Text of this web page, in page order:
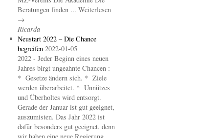
Beratungen finden ... Weiterlesen
→
Ricarda
Neustart 2022 – Die Chance
begreifen 2022-01-05
2022 - Jeder Beginn eines neuen
Jahres birgt ungeahnte Chancen :
* Gesetze ändern sich. * Ziele
werden überarbeitet. * Unnützes
und Überholtes wird entsorgt.
Gerade der Januar ist gut geeignet,
auszumisten. Das Jahr 2022 ist
dafür besonders gut geeignet, denn